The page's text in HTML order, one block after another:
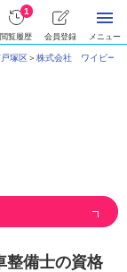
1
閲覧履歴 会員登録 メニュー
塚区＞株式会社 ワイビー
整備士の資格